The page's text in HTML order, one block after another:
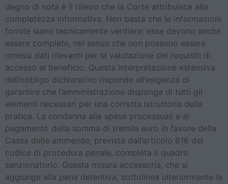
degno di nota è il rilievo che la Corte attribuisce alla
completezza informativa. Non basta che le informazioni
fornite siano tecnicamente veritiere: esse devono anche
essere complete, nel senso che non possono essere
omessi dati rilevanti per la valutazione dei requisiti di
accesso al beneficio. Questa interpretazione estensiva
dell’obbligo dichiarativo risponde all’esigenza di
garantire che l’amministrazione disponga di tutti gli
elementi necessari per una corretta istruttoria della
pratica. La condanna alle spese processuali e al
pagamento della somma di tremila euro in favore della
Cassa delle ammende, prevista dall’articolo 616 del
codice di procedura penale, completa il quadro
sanzionatorio. Questa misura accessoria, che si
aggiunge alla pena detentiva, sottolinea ulteriormente la